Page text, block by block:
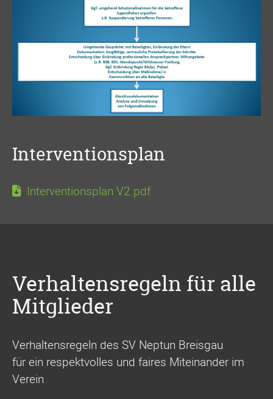
Interventionsplan
Interventionsplan V2.pdf
Verhaltensregeln für alle
Mitglieder
Verhaltensregeln des SV Neptun Breisgau
für ein respektvolles und faires Miteinander im
Verein